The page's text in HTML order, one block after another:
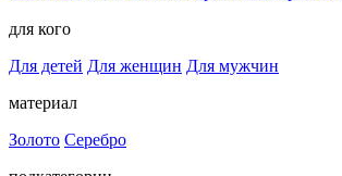
для кого
Для детей Для женщин Для мужчин
материал
Золото Серебро